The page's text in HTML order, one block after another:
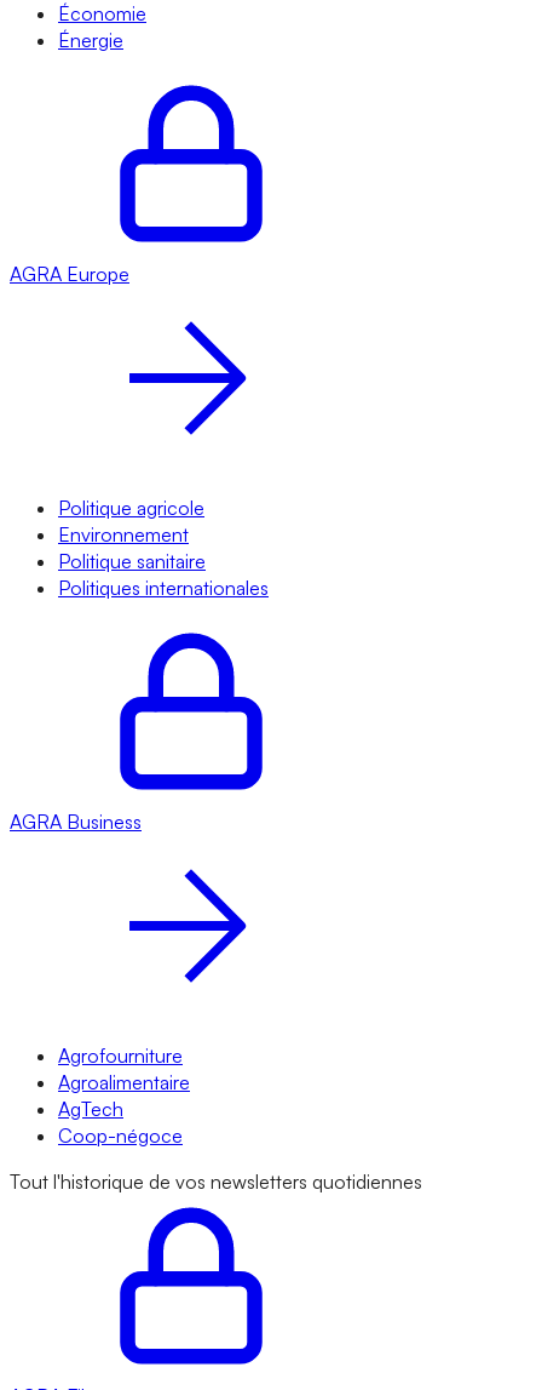
Économie
Énergie
AGRA Europe
Politique agricole
Environnement
Politique sanitaire
Politiques internationales
AGRA Business
Agrofourniture
Agroalimentaire
AgTech
Coop-négoce
Tout l'historique de vos newsletters quotidiennes